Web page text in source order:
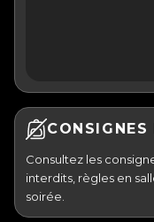
CONSIGNES
Consultez les
interdits, règles en
soirée.